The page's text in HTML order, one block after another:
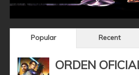
Popular Recent
ORDEN